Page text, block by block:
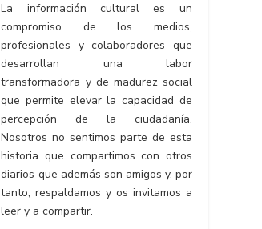
La información cultural es un
compromiso de los medios,
profesionales y colaboradores que
desarrollan una labor
transformadora y de madurez social
que permite elevar la capacidad de
percepción de la ciudadanía.
Nosotros no sentimos parte de esta
historia que compartimos con otros
diarios que además son amigos y, por
tanto, respaldamos y os invitamos a
leer y a compartir.